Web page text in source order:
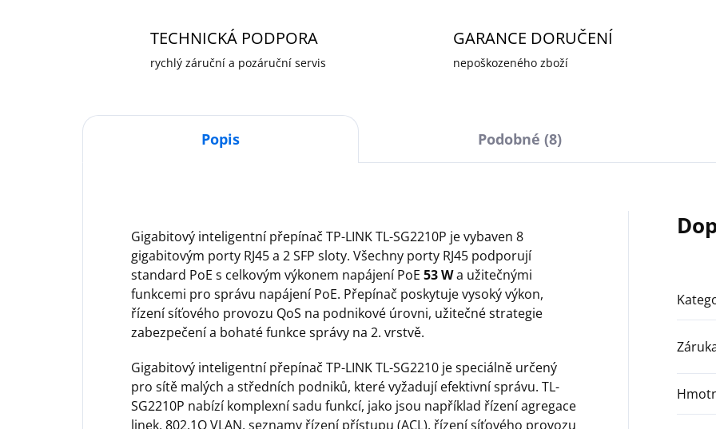
TECHNICKÁ PODPORA
rychlý záruční a pozáruční servis
GARANCE DORUČENÍ
nepoškozeného zboží
Popis Podobné (8)
Gigabitový inteligentní přepínač TP-LINK TL-SG2210P je vybaven 8
gigabitovým porty RJ45 a 2 SFP sloty. Všechny porty RJ45 podporují
standard PoE s celkovým výkonem napájení PoE 53 Wa užitečnými
funkcemi pro správu napájení PoE. Přepínač poskytuje vysoký výkon,
řízení síťového provozu QoS na podnikové úrovni, užitečné strategie
zabezpečení a bohaté funkce správy na 2. vrstvě.
Gigabitový inteligentní přepínač TP-LINK TL-SG2210 je speciálně určený
pro sítě malých a středních podniků, které vyžadují efektivní správu. TL-
SG2210P nabízí komplexní sadu funkcí, jako jsou například řízení agregace
linek, 802.1Q VLAN, seznamy řízení přístupu (ACL), řízení síťového provozu